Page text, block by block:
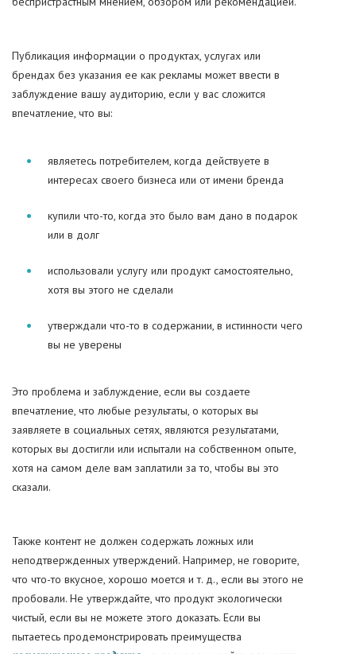
Публикация информации о продуктах, услугах или
брендах без указания ее как рекламы может ввести в
заблуждение вашу аудиторию, если у вас сложится
впечатление, что вы:
являетесь потребителем, когда действуете в
интересах своего бизнеса или от имени бренда
купили что-то, когда это было вам дано в подарок
или в долг
использовали услугу или продукт самостоятельно,
хотя вы этого не сделали
утверждали что-то в содержании, в истинности чего
вы не уверены
Это проблема и заблуждение, если вы создаете
впечатление, что любые результаты, о которых вы
заявляете в социальных сетях, являются результатами,
которых вы достигли или испытали на собственном опыте,
хотя на самом деле вам заплатили за то, чтобы вы это
сказали.
Также контент не должен содержать ложных или
неподтвержденных утверждений. Например, не говорите,
что что-то вкусное, хорошо моется и т. д., если вы этого не
пробовали. Не утверждайте, что продукт экологически
чистый, если вы не можете этого доказать. Если вы
пытаетесь продемонстрировать преимущества